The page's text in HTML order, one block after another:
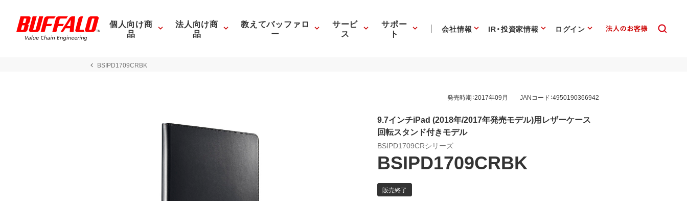
個人向け商
品
法人向け商
品
教えてバッファロ
ー
サービ
ス
サポー
ト 会社情報 IR・投資家情報 ログイン
BSIPD1709CRBK
発売時期：2017年09月 JANコード：4950190366942
9.7インチiPad (2018年/2017年発売モデル)用レザーケース
回転スタンド付きモデル
BSIPD1709CRシリーズ
BSIPD1709CRBK